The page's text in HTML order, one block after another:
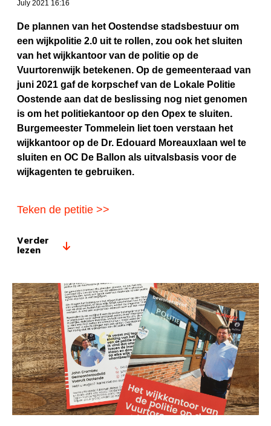
July 2021 16:16
De plannen van het Oostendse stadsbestuur om
een wijkpolitie 2.0 uit te rollen, zou ook het sluiten
van het wijkkantoor van de politie op de
Vuurtorenwijk betekenen. Op de gemeenteraad van
juni 2021 gaf de korpschef van de Lokale Politie
Oostende aan dat de beslissing nog niet genomen
is om het politiekantoor op den Opex te sluiten.
Burgemeester Tommelein liet toen verstaan het
wijkkantoor op de Dr. Edouard Moreauxlaan wel te
sluiten en OC De Ballon als uitvalsbasis voor de
wijkagenten te gebruiken.
Teken de petitie >>
Verder
lezen